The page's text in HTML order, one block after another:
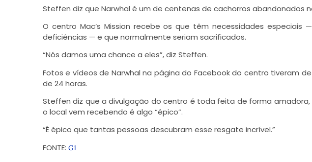
Steffen diz que Narwhal é um de centenas de cachorros abandonados
O centro Mac’s Mission recebe os que têm necessidades especiais
deficiências — e que normalmente seriam sacrificados.
“Nós damos uma chance a eles”, diz Steffen.
Fotos e vídeos de Narwhal na página do Facebook do centro tiveram
de 24 horas.
Steffen diz que a divulgação do centro é toda feita de forma
o local vem recebendo é algo “épico”.
“É épico que tantas pessoas descubram esse resgate incrível.”
FONTE: G1